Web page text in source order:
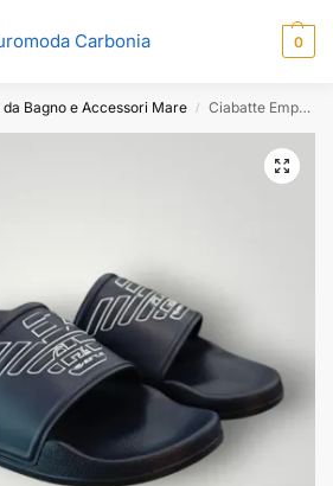
Carbonia 0
Bagno e Accessori Mare / Ciabatte Emporio Armani Blu